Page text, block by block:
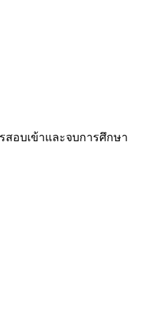
สอบเข้าและจบการศึกษา